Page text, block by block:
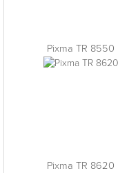
Pixma TR 8550
Pixma TR 8620